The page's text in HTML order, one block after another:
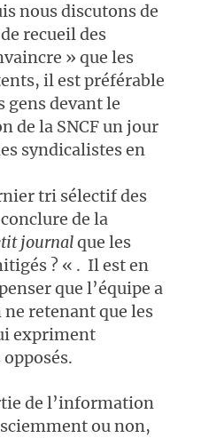
nous discutons de
recueil des
» que les
il est préférable
gens devant le
de la SNCF un jour
syndicalistes en
tri sélectif des
de la
journalque les
? « . Il est en
que l’équipe a
retenant que les
expriment
de l’information
ou non,